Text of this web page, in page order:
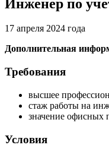
Инженер по
17 апреля 2024 года
Дополнительная
Требования
высшее
стаж работы на
значение офисных
Условия